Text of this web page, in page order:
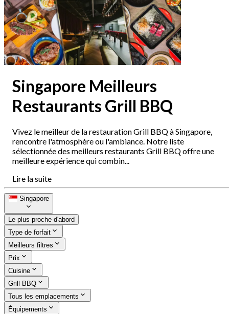
Singapore Meilleurs
Restaurants Grill BBQ
Vivez le meilleur de la restauration Grill BBQ à Singapore,
rencontre l'atmosphère ou l'ambiance. Notre liste
sélectionnée des meilleurs restaurants Grill BBQ offre une
meilleure expérience qui combin...
Lire la suite
Singapore
Le plus proche d'abord
Type de forfait
Meilleurs filtres
Prix
Cuisine
Grill BBQ
Tous les emplacements
Équipements